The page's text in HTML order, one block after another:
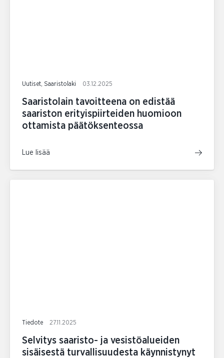
Uutiset, Saaristolaki 03.12.2025
Saaristolain tavoitteena on edistää
saariston erityispiirteiden huomioon
ottamista päätöksenteossa
Lue lisää
Tiedote 27.11.2025
Selvitys saaristo- ja vesistöalueiden
sisäisestä turvallisuudesta käynnistynyt